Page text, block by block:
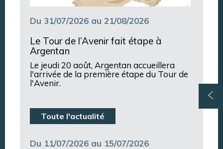
Du 31/07/2026 au 21/08/2026
Le Tour de l’Avenir fait étape à
Argentan
Le jeudi 20 août, Argentan accueillera
l'arrivée de la première étape du Tour de
l'Avenir.
Toute l'actualité
Du 11/07/2026 au 15/07/2026